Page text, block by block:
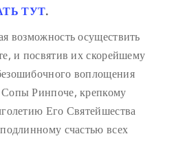
ТУТ.
возможность осуществить
и посвятив их скорейшему
воплощения
Ринпоче, крепкому
Его Святейшества
счастью всех